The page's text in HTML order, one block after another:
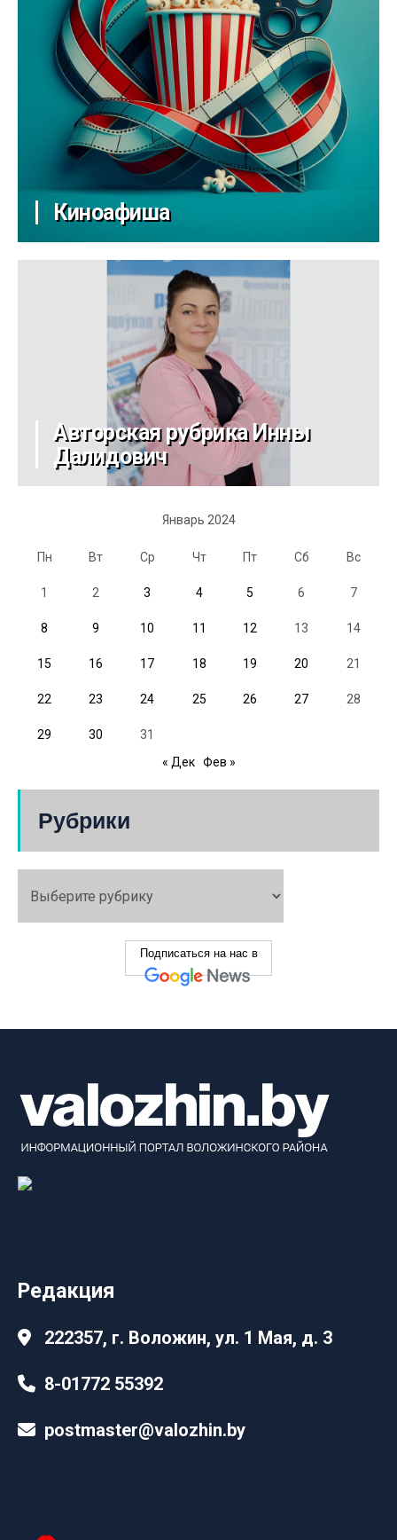
Киноафиша
Авторская рубрика Инны
Далидович
Январь 2024
Пн Вт Ср Чт Пт Сб Вс
1 2 3 4 5 6 7
8 9 10 11 12 13 14
15 16 17 18 19 20 21
22 23 24 25 26 27 28
29 30
31
« Дек Фев »
Рубрики
Подписаться на нас в
Редакция
222357, г. Воложин, ул. 1 Мая, д. 3
8-01772 55392
postmaster@valozhin.by